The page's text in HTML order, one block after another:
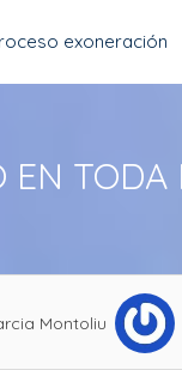
EN TODA
Montoliu
exoneración